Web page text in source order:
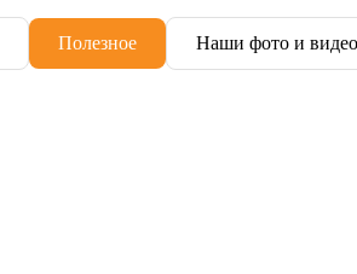
Полезное
Наши фото и видео